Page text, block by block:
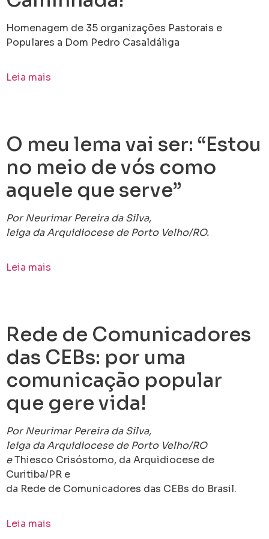
Homenagem de 35 organizações Pastorais e
Populares a Dom Pedro Casaldáliga
Leia mais
O meu lema vai ser: “Estou
no meio de vós como
aquele que serve”
Por Neurimar Pereira da Silva,
leiga da Arquidiocese de Porto Velho/RO.
Leia mais
Rede de Comunicadores
das CEBs: por uma
comunicação popular
que gere vida!​
Por Neurimar Pereira da Silva,
leiga da Arquidiocese de Porto Velho/RO
eThiesco Crisóstomo, da Arquidiocese de
Curitiba/PR e
da Rede de Comunicadores das CEBs do Brasil.
Leia mais